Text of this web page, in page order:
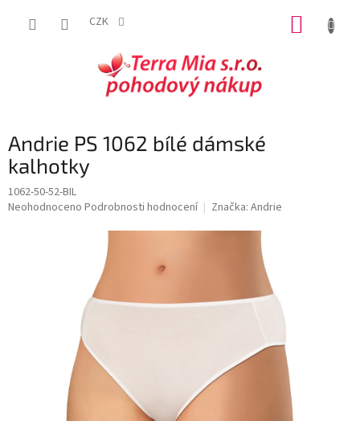
CZK
Andrie PS 1062 bílé dámské
kalhotky
1062-50-52-BIL
Průměrné
Neohodnoceno Podrobnosti hodnocení Značka: Andrie